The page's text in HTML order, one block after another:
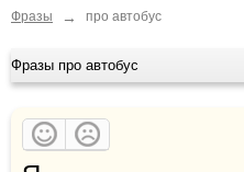
Фразы → про автобус
Фразы про автобус